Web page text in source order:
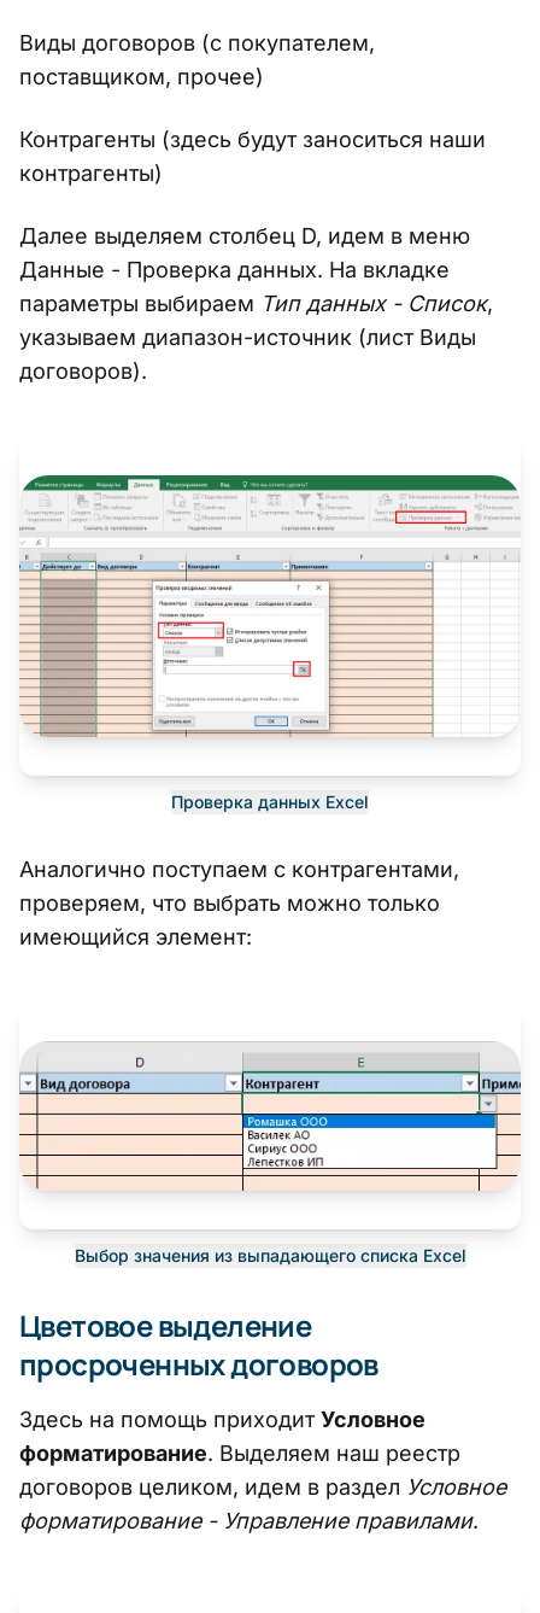
Виды договоров (с покупателем,
поставщиком, прочее)
Контрагенты (здесь будут заноситься наши
контрагенты)
Далее выделяем столбец D, идем в меню
Данные - Проверка данных. На вкладке
параметры выбираем Тип данных - Список,
указываем диапазон-источник (лист Виды
договоров).
Проверка данных Excel
Аналогично поступаем с контрагентами,
проверяем, что выбрать можно только
имеющийся элемент:
Выбор значения из выпадающего списка Excel
Цветовое выделение
просроченных договоров
Здесь на помощь приходитУсловное
форматирование. Выделяем наш реестр
договоров целиком, идем в раздел Условное
форматирование - Управление правилами.